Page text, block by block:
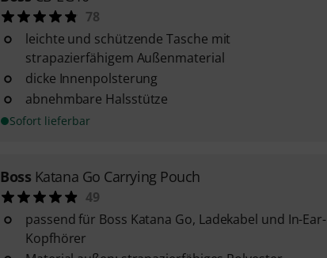
78
leichte und schützende Tasche mit
strapazierfähigem Außenmaterial
dicke Innenpolsterung
abnehmbare Halsstütze
Sofort lieferbar
Boss Katana Go Carrying Pouch
49
passend für Boss Katana Go, Ladekabel und In-Ear-
Kopfhörer